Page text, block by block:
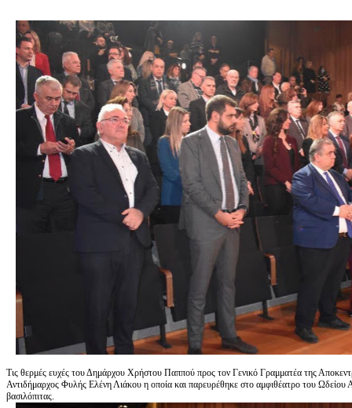
Τις θερμές ευχές του Δημάρχου Χρήστου Παππού προς τον Γενικό Γραμματέα της
Αντιδήμαρχος Φυλής Ελένη Λιάκου η οποία και παρευρέθηκε στο αμφιθέατρο του Ωδείου
βασιλόπιτας.